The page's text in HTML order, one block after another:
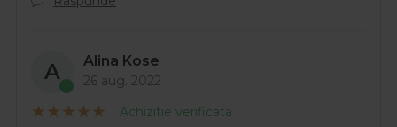
A Alina Kose
26 aug. 2022
Achizitie verificata